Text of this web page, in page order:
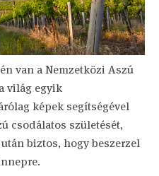
van a Nemzetközi Aszú
világ egyik
képek segítségével
csodálatos születését,
biztos, hogy beszerzel